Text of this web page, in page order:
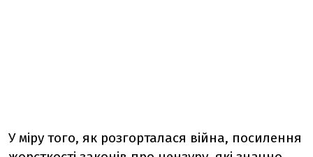
У міру того, як розгорталася війна, посилення